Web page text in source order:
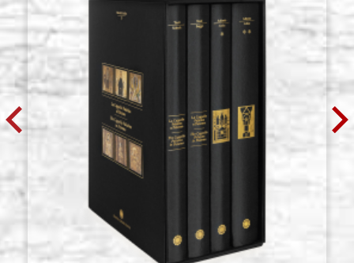
TEDESCO (TIPO SELHAMIN), 500
POLVBOLGIA3
€ 69,00 ACQUISTA
BOLO ROSSO, IN POLVERE
TEDESCO (TIPO SELHAMIN), 100
GR.
Giacenza: 6 - COD.
POLVBOLRO1
ACQUISTA
BOLO ROSSO, IN POLVERE
TEDESCO (TIPO SELHAMIN), 250
Giacenza: 2 - COD.
€ 35,00 ACQUISTA